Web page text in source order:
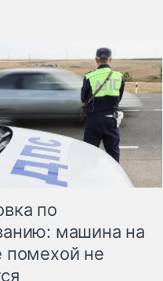
по
машина на
помехой не